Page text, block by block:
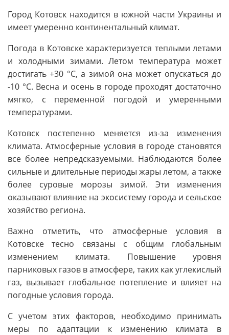
Город Котовск находится в южной части Украины и
имеет умеренно континентальный климат.
Погода в Котовске характеризуется теплыми летами
и холодными зимами. Летом температура может
достигать +30 °C, а зимой она может опускаться до
-10 °C. Весна и осень в городе проходят достаточно
мягко, с переменной погодой и умеренными
температурами.
Котовск постепенно меняется из-за изменения
климата. Атмосферные условия в городе становятся
все более непредсказуемыми. Наблюдаются более
сильные и длительные периоды жары летом, а также
более суровые морозы зимой. Эти изменения
оказывают влияние на экосистему города и сельское
хозяйство региона.
Важно отметить, что атмосферные условия в
Котовске тесно связаны с общим глобальным
изменением климата. Повышение уровня
парниковых газов в атмосфере, таких как углекислый
газ, вызывает глобальное потепление и влияет на
погодные условия города.
С учетом этих факторов, необходимо принимать
меры по адаптации к изменению климата в